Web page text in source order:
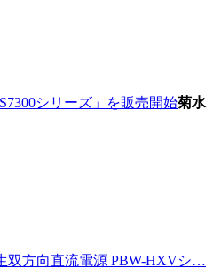
シリーズ」を販売開始菊水
双方向直流電源 PBW-HXVシ…